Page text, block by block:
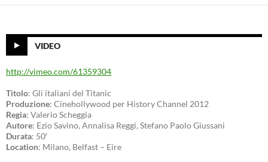
VIDEO
http://vimeo.com/61359304
Titolo: Gli italiani del Titanic
Produzione: Cinehollywood per History Channel 2012
Regia: Valerio Scheggia
Autore: Ezio Savino, Annalisa Reggi, Stefano Paolo Giussani
Durata: 50′
Location: Milano, Belfast – Eire